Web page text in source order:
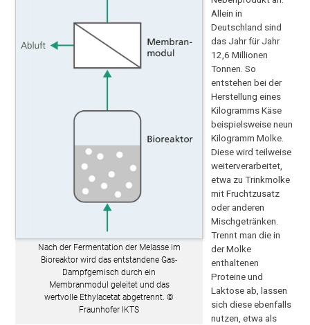
Nach der Fermentation der Melasse im
Bioreaktor wird das entstandene Gas-
Dampfgemisch durch ein
Membranmodul geleitet und das
wertvolle Ethylacetat abgetrennt. ©
Fraunhofer IKTS
Allein in
Deutschland sind
das Jahr für Jahr
12,6 Millionen
Tonnen. So
entstehen bei der
Herstellung eines
Kilogramms Käse
beispielsweise neun
Kilogramm Molke.
Diese wird teilweise
weiterverarbeitet,
etwa zu Trinkmolke
mit Fruchtzusatz
oder anderen
Mischgetränken.
Trennt man die in
der Molke
enthaltenen
Proteine und
Laktose ab, lassen
sich diese ebenfalls
nutzen, etwa als